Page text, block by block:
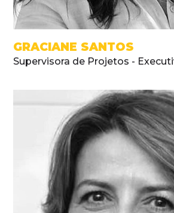
GRACIANE SANTOS
Supervisora de Projetos -